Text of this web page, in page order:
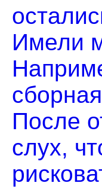
Имели
После
слух,